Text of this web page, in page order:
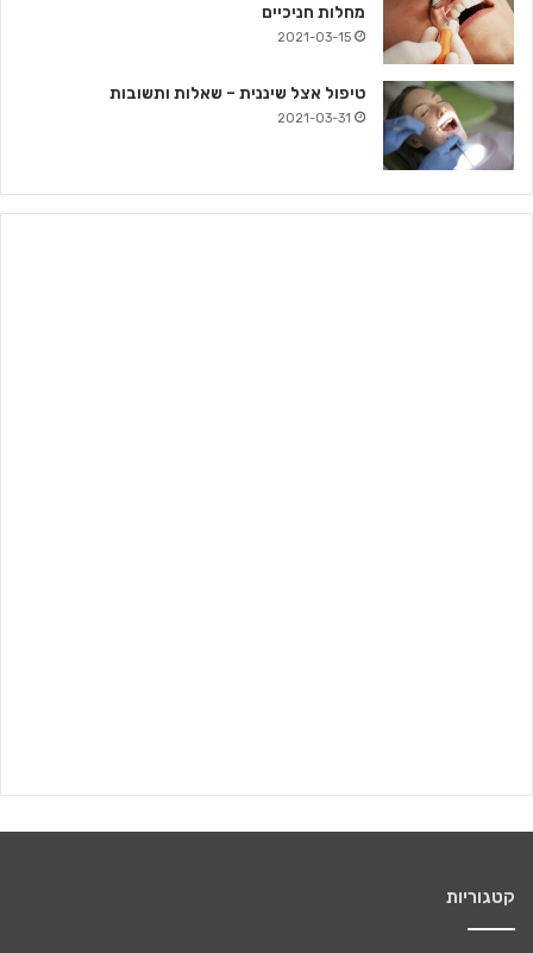
מחלות חניכיים
2021-03-15
טיפול אצל שיננית – שאלות ותשובות
2021-03-31
קטגוריות